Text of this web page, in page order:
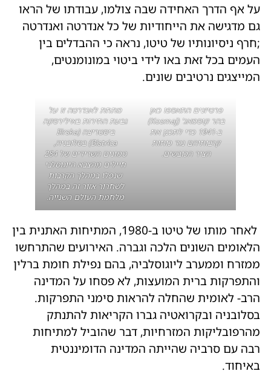
על אף הדרך האחידה שבה צולמו, עבודתו של הראו
גם מדגישה את הייחודיות של כל אנדרטה ואנדרטה
;חרף ניסיונותיו של טיטו, נראה כי ההבדלים בין
העמים בכל זאת באו לידי ביטוי במונומנטים,
המייצגים נרטיבים שונים.
פרטיזנים התאספו כאן
בהר קוסמאג' (Kosmaj)
ב-1941 כדי לתכנן את
קרבותיהם נגד כוחות
הציר הכובשים.
מתחת לאנדרטה זו על
גבעת החירות באילירסקה
ביסטריצה (Ilirska
Bistrica) בסלובניה,
טמונים השרידים של 284
חיילים מהצבא היוגוסלבי
שנפלו במהלך הקרבות
לשחרור אזור זה במהלך
מלחמת העולם השנייה.
לאחר מותו של טיטו ב-1980, המתיחות האתנית בין
הלאומים השונים הלכה וגברה. האירועים שהתרחשו
ממזרח וממערב ליוגוסלביה, בהם נפילת חומת ברלין
והתפרקות ברית המועצות, לא פסחו על המדינה
הרב- לאומית שהחלה להראות סימני התפרקות.
בסלובניה ובקרואטיה גברו הקריאות להתנתק
מהרפובליקות המזרחיות, דבר שהוביל למתיחות
רבה עם סרביה שהייתה המדינה הדומיננטית
באיחוד.